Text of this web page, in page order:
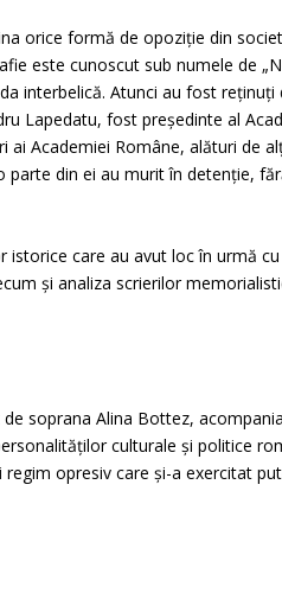
orice formă de opoziție din
este cunoscut sub numele de
interbelică. Atunci au fost
Lapedatu, fost președinte al
ai Academiei Române, alături de
din ei au murit în detenție,
care au avut loc în urmă
și analiza scrierilor
soprana Alina Bottez,
culturale și politice
opresiv care și-a exercitat